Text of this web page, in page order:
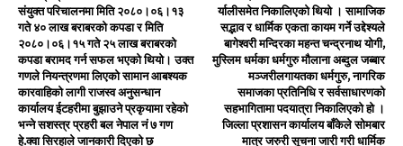
संयुक्त परिचालनमा मिति २०८०।०६।१३
गते ४० लाख बराबरको कपडा र मिति
२०८०।०६।१५ गते २५ लाख बराबरको
कपडा बरामद गर्न सफल भएको थियो। उक्त
गणले नियन्त्रणमा लिएको सामान आबश्यक
कारवाहिको लागी राजस्व अनुसन्धान
कार्यालय ईटहरीमा बुझाउने प्रकृयामा रहेको
भन्ने सशस्त्र प्रहरी बल नेपाल नं ७ गण
हे.क्वा सिरहाले जानकारी दिएको छ
र्यालीसमेत निकालिएको थियो । सामाजिक
सद्भाव र धार्मिक एकता कायम गर्ने उद्देश्यले
बागेश्वरी मन्दिरका महन्त चन्द्रनाथ योगी,
मुस्लिम धर्मका धर्मगुरु मौलाना अब्दुल जब्बार
मञ्जरीलगायतका धर्मगुरु, नागरिक
समाजका प्रतिनिधि र सर्वसाधारणको
सहभागितामा पदयात्रा निकालिएको हो ।
जिल्ला प्रशासन कार्यालय बाँकेले सोमबार
मात्र जरुरी सूचना जारी गरी धार्मिक